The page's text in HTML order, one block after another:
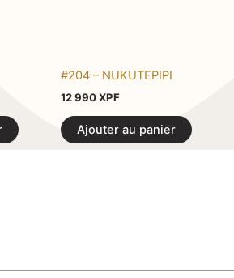
#204 – NUKUTEPIPI
12 990XPF
Ajouter au panier